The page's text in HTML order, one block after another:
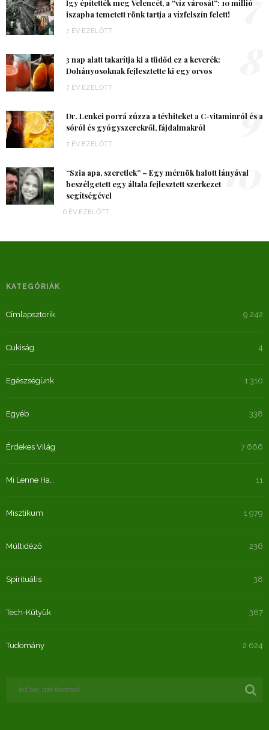
Így építették meg Velencét, a “víz városát”: 10 millió
iszapba temetett rönk tartja a vízfelszín felett!
7 ÉV EZELŐTT
3 nap alatt takarítja ki a tüdőd ez a keverék:
Dohányosoknak fejlesztette ki egy orvos
7 ÉV EZELŐTT
Dr. Lenkei porrá zúzza a tévhiteket a C-vitaminról és a
sóról és gyógyszerekről, fájdalmakról
7 ÉV EZELŐTT
9
“Szia apa, szeretlek” – Egy mérnök halott lányával
beszélgetett egy általa fejlesztett szerkezet
segítségével
6 ÉV EZELŐTT
10
KATEGÓRIÁK
Címlapsztorik 9 242
Cukiság 4
Egészségünk 1 310
Egyéb 338
Érdekes Világ 7 666
Mi Lenne Ha… 11
Misztikum 1 979
Múltidéző 236
Spirituális 38
Tech-Kütyük 387
Tudomány 2 624